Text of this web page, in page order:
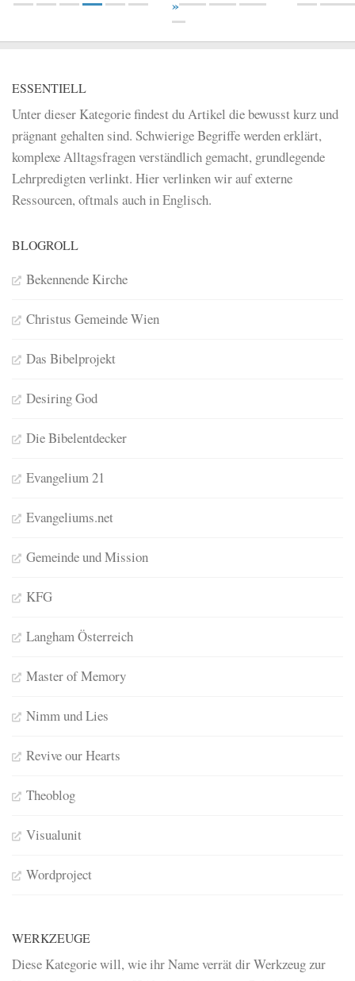
»
ESSENTIELL
Unter dieser Kategorie findest du Artikel die bewusst kurz und
prägnant gehalten sind. Schwierige Begriffe werden erklärt,
komplexe Alltagsfragen verständlich gemacht, grundlegende
Lehrpredigten verlinkt. Hier verlinken wir auf externe
Ressourcen, oftmals auch in Englisch.
BLOGROLL
Bekennende Kirche
Christus Gemeinde Wien
Das Bibelprojekt
Desiring God
Die Bibelentdecker
Evangelium 21
Evangeliums.net
Gemeinde und Mission
KFG
Langham Österreich
Master of Memory
Nimm und Lies
Revive our Hearts
Theoblog
Visualunit
Wordproject
WERKZEUGE
Diese Kategorie will, wie ihr Name verrät dir Werkzeug zur